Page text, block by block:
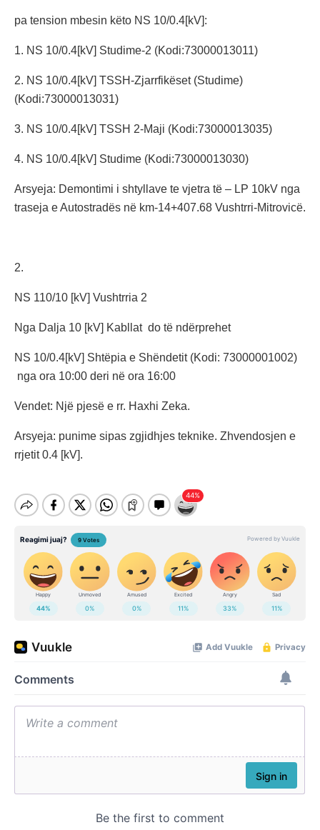
pa tension mbesin këto NS 10/0.4[kV]:
1. NS 10/0.4[kV] Studime-2 (Kodi:73000013011)
2. NS 10/0.4[kV] TSSH-Zjarrfikëset (Studime)
(Kodi:73000013031)
3. NS 10/0.4[kV] TSSH 2-Maji (Kodi:73000013035)
4. NS 10/0.4[kV] Studime (Kodi:73000013030)
Arsyeja: Demontimi i shtyllave te vjetra të – LP 10kV nga
traseja e Autostradës në km-14+407.68 Vushtrri-Mitrovicë.
2.
NS 110/10 [kV] Vushtrria 2
Nga Dalja 10 [kV] Kabllat do të ndërprehet
NS 10/0.4[kV] Shtëpia e Shëndetit (Kodi: 73000001002)
nga ora 10:00 deri në ora 16:00
Vendet: Një pjesë e rr. Haxhi Zeka.
Arsyeja: punime sipas zgjidhjes teknike. Zhvendosjen e
rrjetit 0.4 [kV].